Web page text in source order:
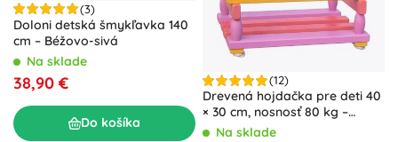
(3)
Doloni detská šmykľavka 140
cm – Béžovo-sivá
Na sklade
38,90 €
Do košíka
(12)
Drevená hojdačka pre deti 40
× 30 cm, nosnosť 80 kg –
Ružová
Na sklade